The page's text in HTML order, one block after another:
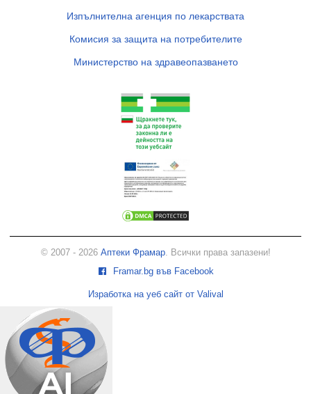
Изпълнителна агенция по лекарствата
Комисия за защита на потребителите
Министерство на здравеопазването
© 2007 - 2026 Аптеки Фрамар. Всички права запазени!
Framar.bg във Facebook
Изработка на уеб сайт от Valival